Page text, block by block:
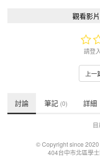
觀看影
請登
上一
討論 筆記 (0) 詳細
© Copyright since
404台中市北區學